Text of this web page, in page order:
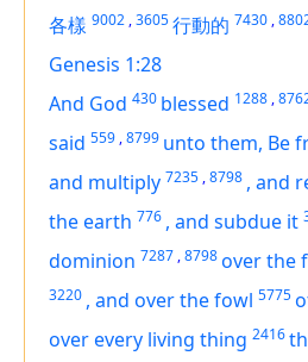
各樣 9002 ,3605行動的 7430 ,
Genesis 1:28
And God 430 blessed 1288 ,
said 559 ,8799 unto them, Be
and multiply 7235 ,8798 , and
the earth 776 , and subdue it
dominion 7287 ,8798over the
3220 , and over the fowl 5775
over every living thing 2416